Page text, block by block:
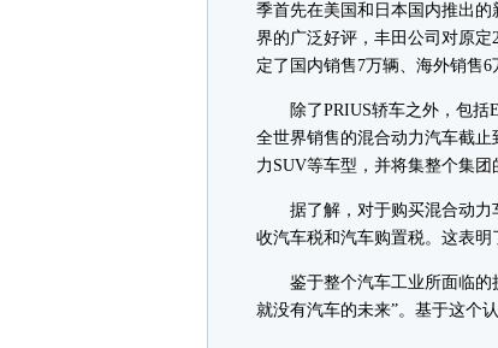
季首先在美国和日本国内推出的
界的广泛好评，丰田公司对原定
定了国内销售7万辆、海外销售6
除了PRIUS轿车之外，包括
全世界销售的混合动力汽车截
力SUV等车型，并将集整个集
据了解，对于购买混合动力
收汽车税和汽车购置税。这表明
鉴于整个汽车工业所面临的
就没有汽车的未来”。基于这个